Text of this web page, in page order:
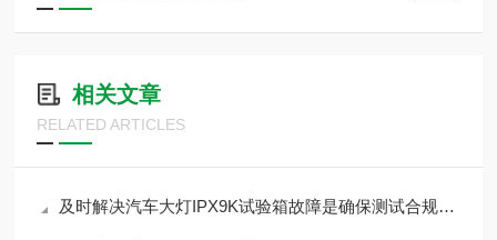
相关文章
RELATED ARTICLES
及时解决汽车大灯IPX9K试验箱故障是确保测试合规的关键